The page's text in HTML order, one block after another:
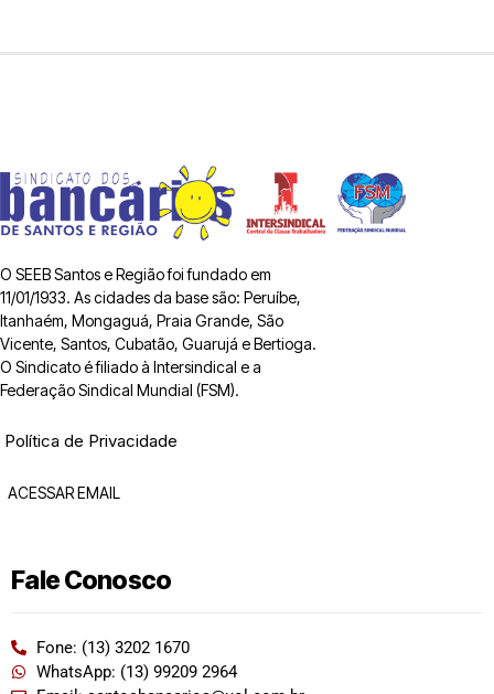
O SEEB Santos e Região foi fundado em
11/01/1933. As cidades da base são: Peruíbe,
Itanhaém, Mongaguá, Praia Grande, São
Vicente, Santos, Cubatão, Guarujá e Bertioga.
O Sindicato é filiado à Intersindical e a
Federação Sindical Mundial (FSM).
Política de Privacidade
ACESSAR EMAIL
Fale Conosco
Fone: (13) 3202 1670
WhatsApp: (13) 99209 2964